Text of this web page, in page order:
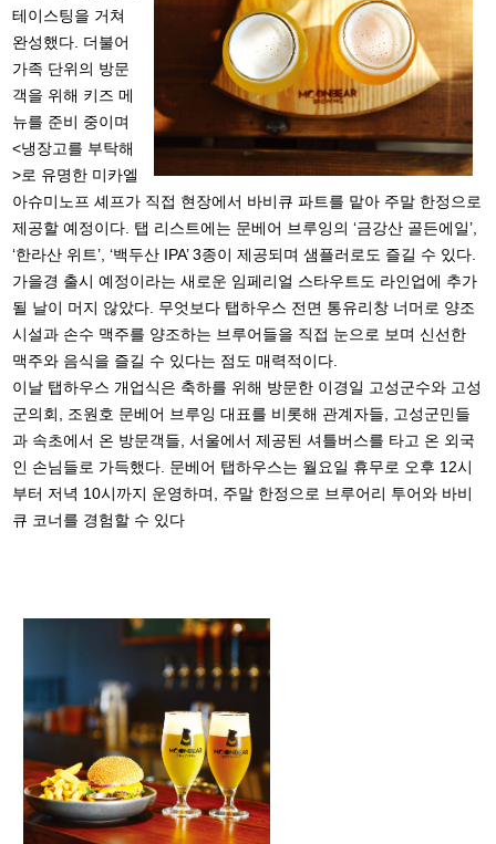
테이스팅을 거쳐
완성했다. 더불어
가족 단위의 방문
객을 위해 키즈 메
뉴를 준비 중이며
<냉장고를 부탁해
>로 유명한 미카엘
아슈미노프 셰프가 직접 현장에서 바비큐 파트를 맡아 주말 한정으로
제공할 예정이다. 탭 리스트에는 문베어 브루잉의 ‘금강산 골든에일’,
‘한라산 위트’, ‘백두산 IPA’ 3종이 제공되며 샘플러로도 즐길 수 있다.
가을경 출시 예정이라는 새로운 임페리얼 스타우트도 라인업에 추가
될 날이 머지 않았다. 무엇보다 탭하우스 전면 통유리창 너머로 양조
시설과 손수 맥주를 양조하는 브루어들을 직접 눈으로 보며 신선한
맥주와 음식을 즐길 수 있다는 점도 매력적이다.
이날 탭하우스 개업식은 축하를 위해 방문한 이경일 고성군수와 고성
군의회, 조원호 문베어 브루잉 대표를 비롯해 관계자들, 고성군민들
과 속초에서 온 방문객들, 서울에서 제공된 셔틀버스를 타고 온 외국
인 손님들로 가득했다. 문베어 탭하우스는 월요일 휴무로 오후 12시
부터 저녁 10시까지 운영하며, 주말 한정으로 브루어리 투어와 바비
큐 코너를 경험할 수 있다